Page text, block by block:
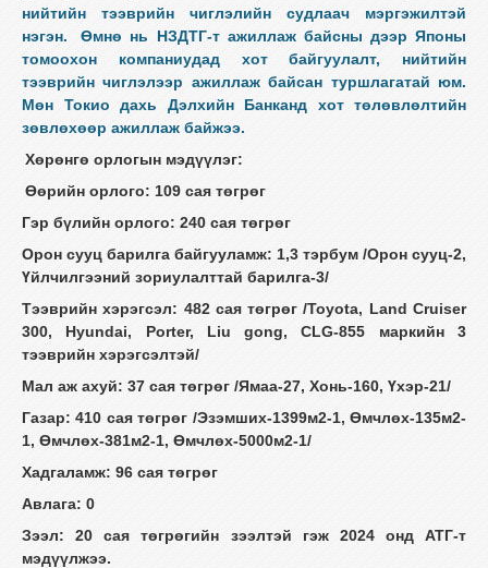
нийтийн тээврийн чиглэлийн судлаач мэргэжилтэй
нэгэн.
Өмнө нь НЗДТГ-т ажиллаж байсны дээр Японы
томоохон компаниудад хот байгуулалт, нийтийн
тээврийн чиглэлээр ажиллаж байсан туршлагатай юм.
Мөн Токио дахь Дэлхийн Банканд хот төлөвлөлтийн
зөвлөхөөр ажиллаж байжээ.
Хөрөнгө орлогын мэдүүлэг:
Өөрийн орлого: 109 сая төгрөг
Гэр бүлийн орлого: 240 сая төгрөг
Орон сууц барилга байгууламж: 1,3 тэрбум /Орон сууц-2,
Үйлчилгээний зориулалттай барилга-3/
Тээврийн хэрэгсэл: 482 сая төгрөг /Toyota, Land Cruiser
300, Hyundai, Porter, Liu gong, CLG-855 маркийн 3
тээврийн хэрэгсэлтэй/
Мал аж ахуй: 37 сая төгрөг /Ямаа-27, Хонь-160, Үхэр-21/
Газар: 410 сая төгрөг /Эзэмших-1399м2-1, Өмчлөх-135м2-
1, Өмчлөх-381м2-1, Өмчлөх-5000м2-1/
Хадгаламж: 96 сая төгрөг
Авлага: 0
Зээл: 20 сая төгрөгийн зээлтэй гэж 2024 онд АТГ-т
мэдүүлжээ.